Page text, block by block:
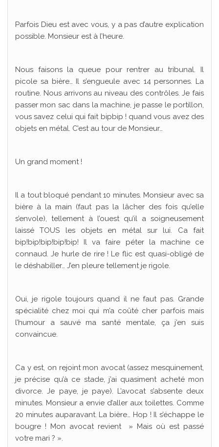
Parfois Dieu est avec vous, y a pas d’autre explication
possible. Monsieur est à l’heure.
Nous faisons la queue pour rentrer au tribunal. Il
picole sa bière… Il s’engueule avec 14 personnes. La
routine. Nous arrivons au niveau des contrôles. Je fais
passer mon sac dans la machine, je passe le portillon,
vous savez celui qui fait bipbip ! quand vous avez des
objets en métal. C’est au tour de Monsieur…
Un grand moment !
Il a tout bloqué pendant 10 minutes. Monsieur avec sa
bière à la main (faut pas la lâcher des fois qu’elle
s’envole), tellement à l’ouest qu’il a soigneusement
laissé TOUS les objets en métal sur lui. Ca fait
bip!bip!bip!bip!bip! Il va faire péter la machine ce
connaud. Je hurle de rire ! Le flic est quasi-obligé de
le déshabiller… J’en pleure tellement je rigole.
Oui, je rigole toujours quand il ne faut pas. Grande
spécialité chez moi qui m’a coûté cher parfois mais
l’humour a sauvé ma santé mentale, ça j’en suis
convaincue.
Ca y est, on rejoint mon avocat (assez mesquinement,
je précise qu’à ce stade, j’ai quasiment acheté mon
divorce. Je paye, je paye). L’avocat s’absente deux
minutes. Monsieur a envie d’aller aux toilettes. Comme
20 minutes auparavant. La bière… Hop ! Il s’échappe le
bougre ! Mon avocat revient » Mais où est passé
votre mari ? ».